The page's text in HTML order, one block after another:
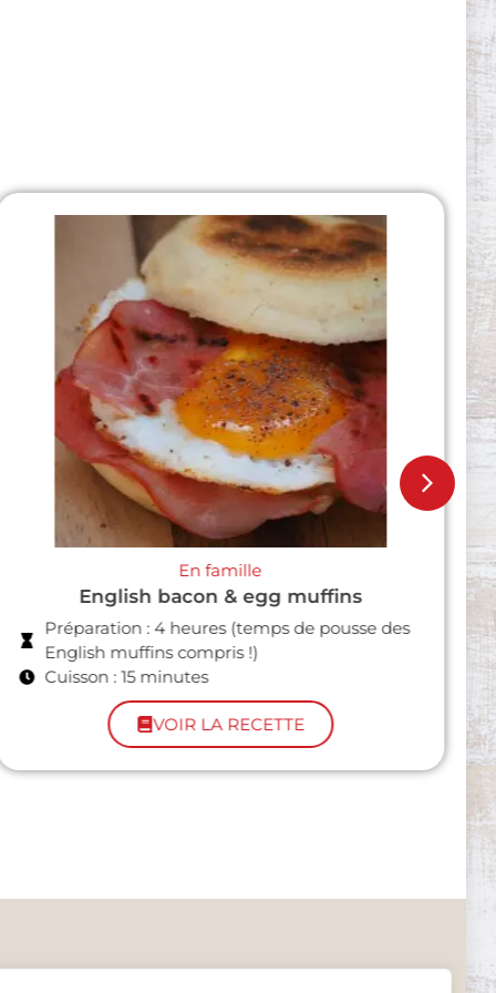
En famille
Parmentier de butternut et boudin noir
avec Jow
Préparation : 9 minutes
Cuisson : 25 minutes
VOIR LA RECETTE